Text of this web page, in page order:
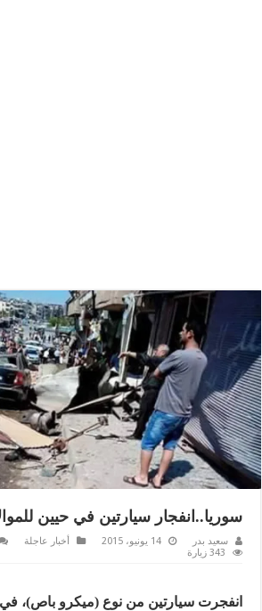
سوريا..انفجار سيارتين في حيين
سعيد بدر 14 يونيو، 2015 أخبار عاجلة
343 زيارة
انفجرت سيارتين من نوع (ميكرو باص)، في